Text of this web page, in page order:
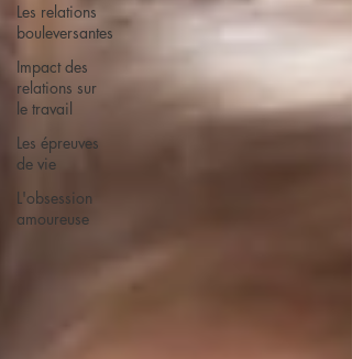
Les relations
bouleversantes
Impact des
relations sur
le travail
Les épreuves
de vie
L'obsession
amoureuse